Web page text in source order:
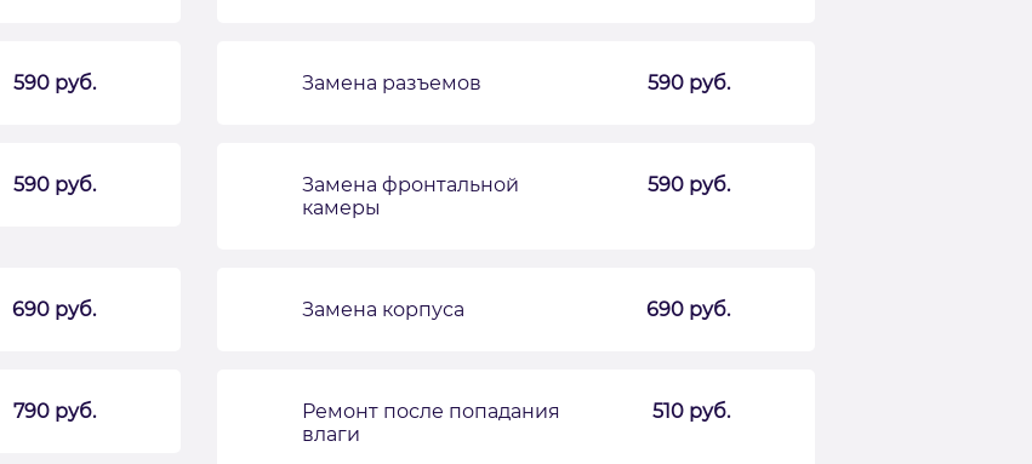
590 руб. Замена разъемов 590 руб.
590 руб.
Замена фронтальной
камеры
590 руб.
690 руб. Замена корпуса 690 руб.
790 руб.
Ремонт после попадания
влаги
510 руб.